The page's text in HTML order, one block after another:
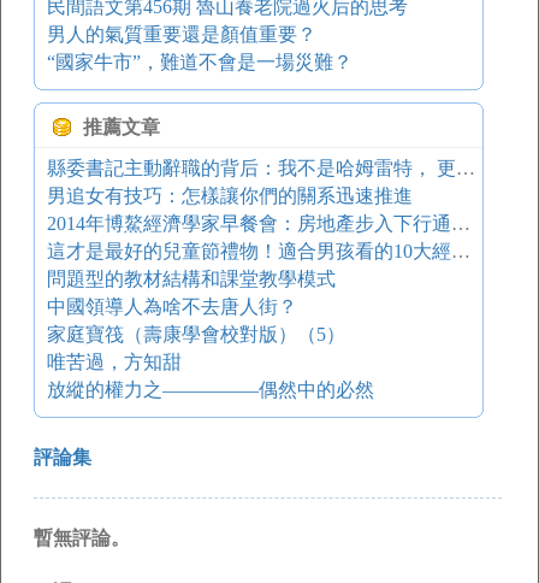
民間語文第456期 魯山養老院過火后的思考
男人的氣質重要還是顏值重要？
“國家牛市”，難道不會是一場災難？
推薦文章
縣委書記主動辭職的背后：我不是哈姆雷特， 更不是堂·吉訶德
男追女有技巧：怎樣讓你們的關系迅速推進
2014年博鰲經濟學家早餐會：房地產步入下行通道了嗎？
這才是最好的兒童節禮物！適合男孩看的10大經典繪本
問題型的教材結構和課堂教學模式
中國領導人為啥不去唐人街？
家庭寶筏（壽康學會校對版）（5）
唯苦過，方知甜
放縱的權力之—————偶然中的必然
評論集
暫無評論。